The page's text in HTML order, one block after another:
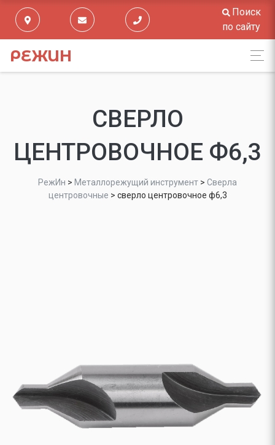
Поиск
по сайту
РЕЖИН
СВЕРЛО
ЦЕНТРОВОЧНОЕ Ф6,3
РежИн > Металлорежущий инструмент > Сверла
центровочные > сверло центровочное ф6,3